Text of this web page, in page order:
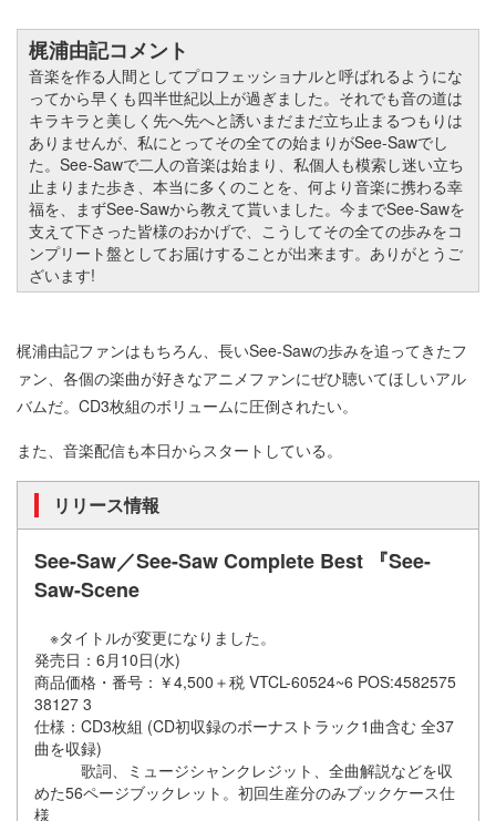
梶浦由記コメント
音楽を作る人間としてプロフェッショナルと呼ばれるようにな
ってから早くも四半世紀以上が過ぎました。それでも音の道は
キラキラと美しく先へ先へと誘いまだまだ立ち止まるつもりは
ありませんが、私にとってその全ての始まりがSee-Sawでし
た。See-Sawで二人の音楽は始まり、私個人も模索し迷い立ち
止まりまた歩き、本当に多くのことを、何より音楽に携わる幸
福を、まずSee-Sawから教えて貰いました。今までSee-Sawを
支えて下さった皆様のおかげで、こうしてその全ての歩みをコ
ンプリート盤としてお届けすることが出来ます。ありがとうご
ざいます!
梶浦由記ファンはもちろん、長いSee-Sawの歩みを追ってきたフ
ァン、各個の楽曲が好きなアニメファンにぜひ聴いてほしいアル
バムだ。CD3枚組のボリュームに圧倒されたい。
また、音楽配信も本日からスタートしている。
リリース情報
See-Saw／See-Saw Complete Best 『See-
Saw-Scene
※タイトルが変更になりました。
発売日：6月10日(水)
商品価格・番号：￥4,500＋税 VTCL-60524~6 POS:4582575
38127 3
仕様：CD3枚組 (CD初収録のボーナストラック1曲含む 全37
曲を収録)
歌詞、ミュージシャンクレジット、全曲解説などを収
めた56ページブックレット。初回生産分のみブックケース仕
様